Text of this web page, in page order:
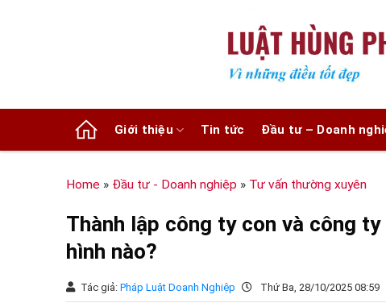
Giới thiệu Tin tức Đầu tư – Doanh
Home » Đầu tư - Doanh nghiệp » Tư vấn thường xuyên
Thành lập công ty con và công
hình nào?
Tác giả: Pháp Luật Doanh Nghiệp Thứ Ba, 28/10/2025 08:59